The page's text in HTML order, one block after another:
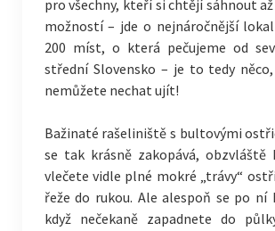
pro všechny, kteří si chtějí sáhnout až
možností – jde o nejnáročnější
200 míst, o která pečujeme od
střední Slovensko – je to tedy
nemůžete nechat ujít!
Bažinaté rašeliniště s bultovými
se tak krásně zakopává, obzvláště
vlečete vidle plné mokré „trávy“
řeže do rukou. Ale alespoň se po ní
když nečekaně zapadnete do